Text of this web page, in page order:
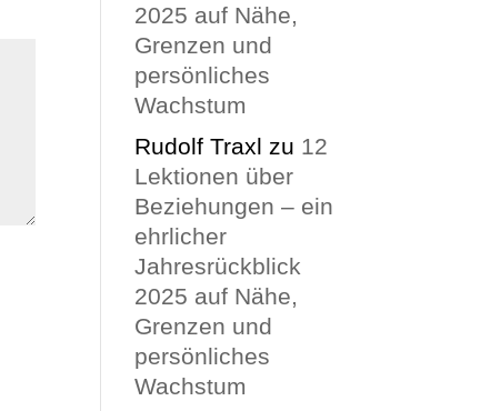
2025 auf Nähe,
Grenzen und
persönliches
Wachstum
Rudolf Traxl zu 12
Lektionen über
Beziehungen – ein
ehrlicher
Jahresrückblick
2025 auf Nähe,
Grenzen und
persönliches
Wachstum